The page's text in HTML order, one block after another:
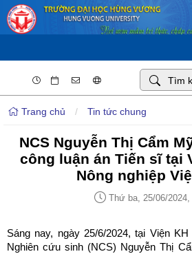
Trang chủ / Tin tức chung
NCS Nguyễn Thị Cẩm
công luận án Tiến sĩ tại
Nông nghiệp
Thứ ba, 25/06/2024,
Sáng nay, ngày 25/6/2024, tại Viện
Nghiên cứu sinh (NCS) Nguyễn Thị